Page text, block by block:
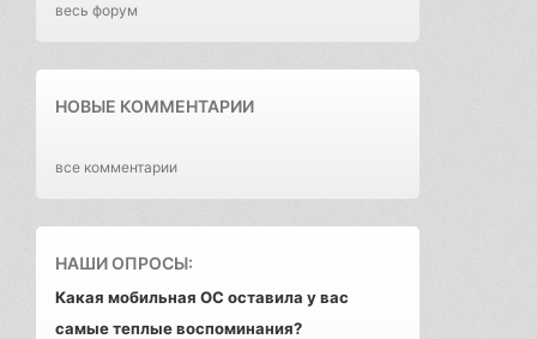
весь форум
НОВЫЕ КОММЕНТАРИИ
все комментарии
НАШИ ОПРОСЫ:
Какая мобильная ОС оставила у вас
самые теплые воспоминания?